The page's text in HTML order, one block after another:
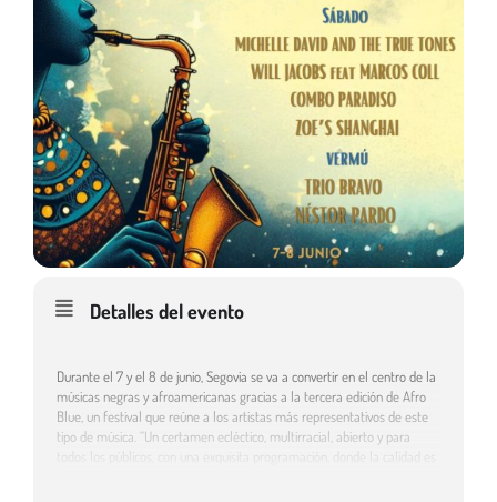
Detalles del evento
Durante el 7 y el 8 de junio, Segovia se va a convertir en el centro de la
músicas negras y afroamericanas gracias a la tercera edición de Afro
Blue, un festival que reúne a los artistas más representativos de este
tipo de música. “Un certamen ecléctico, multirracial, abierto y para